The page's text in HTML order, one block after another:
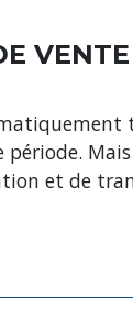
et de